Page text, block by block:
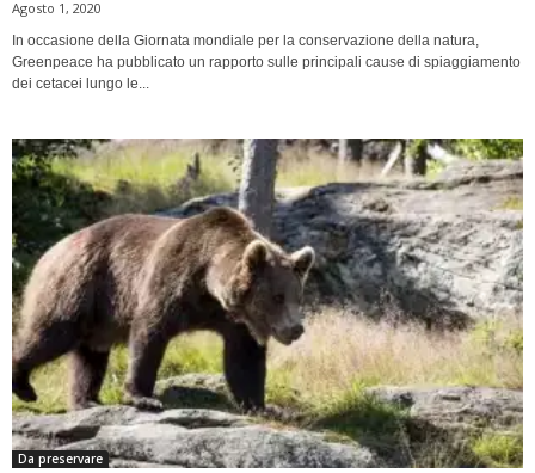
Agosto 1, 2020
In occasione della Giornata mondiale per la conservazione della natura,
Greenpeace ha pubblicato un rapporto sulle principali cause di spiaggiamento
dei cetacei lungo le...
Da preservare